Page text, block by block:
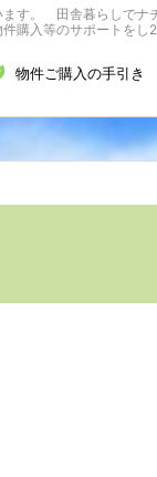
す。 田舎暮らしでナ
購入等のサポートをし
物件ご購入の手引き